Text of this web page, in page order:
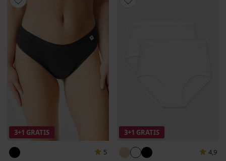
3+1 GRATIS
5
3+1 GRATIS
4,9